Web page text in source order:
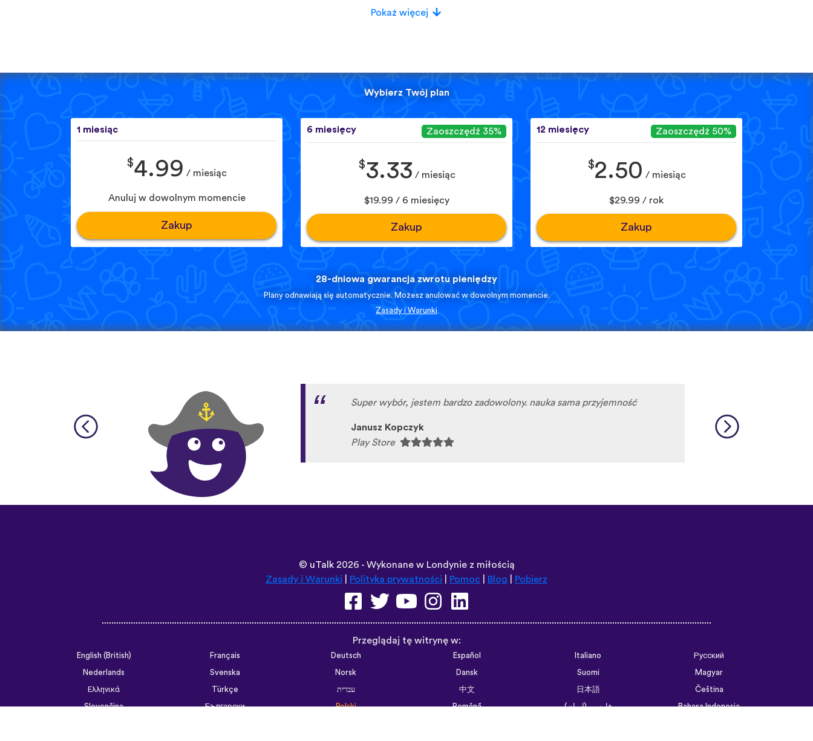
Pokaż więcej
Wybierz Twój plan
1 miesiąc
$4.99 / miesiąc
Anuluj w dowolnym momencie
Zakup
6 miesięcy Zaoszczędź 35%
$3.33 / miesiąc
$19.99 / 6 miesięcy
Zakup
12 miesięcy Zaoszczędź 50%
$2.50 / miesiąc
$29.99 / rok
Zakup
28-dniowa gwarancja zwrotu pieniędzy
Plany odnawiają się automatycznie. Możesz anulować w dowolnym momencie.
Zasady i Warunki
Super wybór, jestem bardzo zadowolony. nauka sama przyjemność
Janusz Kopczyk
Play Store
© uTalk2026 - Wykonane w Londynie z miłością
Zasady i Warunki
Polityka prywatności Pomoc Blog Pobierz
Przeglądaj tę witrynę w:
English (British) Français Deutsch Español Italiano
Русский
Nederlands
Svenska Norsk Dansk Suomi
Magyar
Ελληνικά
Türkçe עברית 中文 日本語
Čeština
Slovenčina
Български Polski Română فارسی (ایران)
Bahasa Indonesia